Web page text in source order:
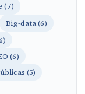
(7)
Big-data (6)
(6)
(5)